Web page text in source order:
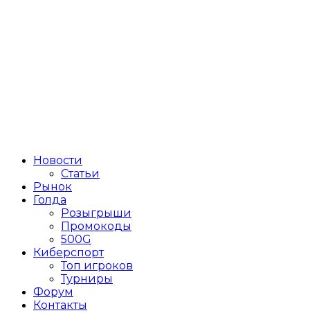
Новости
Статьи
Рынок
Голда
Розыгрыши
Промокоды
500G
Киберспорт
Топ игроков
Турниры
Форум
Контакты